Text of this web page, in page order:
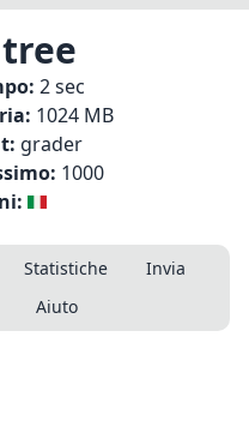
2 sec
1024 MB
grader
1000
Statistiche
Invia
Aiuto